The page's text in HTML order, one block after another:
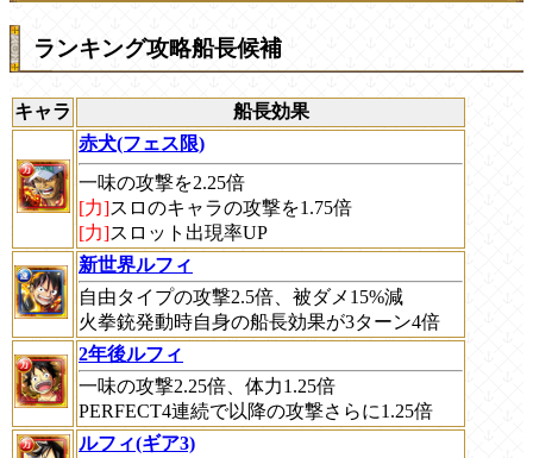
ランキング攻略船長候補
キャラ
船長効果
赤犬(フェス限)
一味の攻撃を2.25倍
[力]スロのキャラの攻撃を1.75倍
[力]スロット出現率UP
新世界ルフィ
自由タイプの攻撃2.5倍、被ダメ15%減
火拳銃発動時自身の船長効果が3ターン4倍
2年後ルフィ
一味の攻撃2.25倍、体力1.25倍
PERFECT4連続で以降の攻撃さらに1.25倍
ルフィ(ギア3)